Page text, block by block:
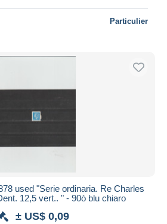
Particulier
used "Serie ordinaria. Re Charles
12,5 vert.. " - 90ò blu chiaro
± US$ 0,09